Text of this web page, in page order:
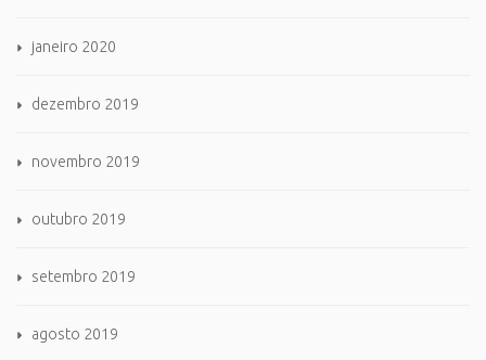
janeiro 2020
dezembro 2019
novembro 2019
outubro 2019
setembro 2019
agosto 2019